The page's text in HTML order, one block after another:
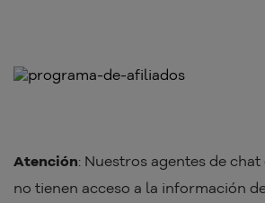
Atención: Nuestros agentes de
no tienen acceso a la información